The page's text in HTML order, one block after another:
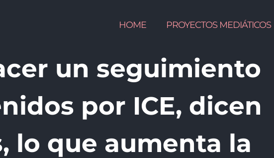
HOME PROYECTOS MEDIÁTICOS
un seguimiento
por ICE, dicen
lo que aumenta la